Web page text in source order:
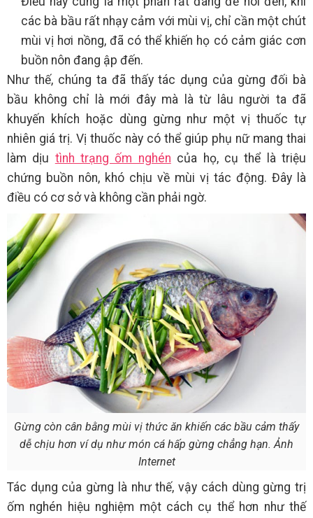
các bà bầu rất nhạy cảm với mùi vị, chỉ cần một chút
mùi vị hơi nồng, đã có thể khiến họ có cảm giác cơn
buồn nôn đang ập đến.
Như thế, chúng ta đã thấy tác dụng của gừng đối bà
bầu không chỉ là mới đây mà là từ lâu người ta đã
khuyến khích hoặc dùng gừng như một vị thuốc tự
nhiên giá trị. Vị thuốc này có thể giúp phụ nữ mang thai
làm dịu tình trạng ốm nghén của họ, cụ thể là triệu
chứng buồn nôn, khó chịu về mùi vị tác động. Đây là
điều có cơ sở và không cần phải ngờ.
Gừng còn cân bằng mùi vị thức ăn khiến các bầu cảm thấy
dễ chịu hơn ví dụ như món cá hấp gừng chẳng hạn. Ảnh
Internet
Tác dụng của gừng là như thế, vậy cách dùng gừng trị
ốm nghén hiệu nghiệm một cách cụ thể hơn như thế